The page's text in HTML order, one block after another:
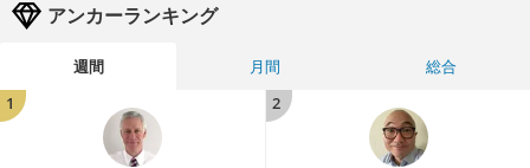
アンカーランキング
週間 月間
総合
1
2